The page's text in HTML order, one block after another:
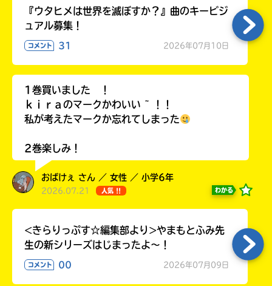
『ウタヒメは世界を滅ぼすか？』曲のキービジ
ュアル募集！
コメント 31 2026年07月10日
1巻買いました ！
ｋｉｒａのマークかわいい ~ ！！
私が考えたマークか忘れてしまった
2巻楽しみ！
おばけぇ さん ／ 女性 ／ 小学6年
2026.07.21 人気 !! わかる
<きらりっぷす☆編集部より>やまもとふみ先
生の新シリーズはじまったよ～！
コメント 00 2026年07月09日
い
い
え
入
エ
ー
が
で、
度